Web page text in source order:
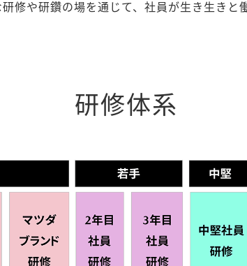
修や研鑽の場を通じて、社員が生き生きと
研修体系